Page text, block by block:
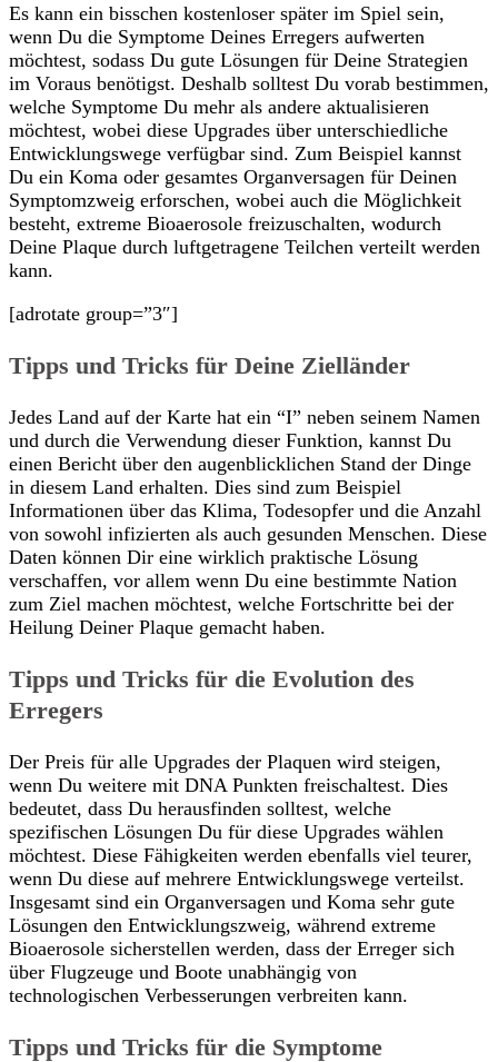
Es kann ein bisschen kostenloser später im Spiel sein,
wenn Du die Symptome Deines Erregers aufwerten
möchtest, sodass Du gute Lösungen für Deine Strategien
im Voraus benötigst. Deshalb solltest Du vorab bestimmen,
welche Symptome Du mehr als andere aktualisieren
möchtest, wobei diese Upgrades über unterschiedliche
Entwicklungswege verfügbar sind. Zum Beispiel kannst
Du ein Koma oder gesamtes Organversagen für Deinen
Symptomzweig erforschen, wobei auch die Möglichkeit
besteht, extreme Bioaerosole freizuschalten, wodurch
Deine Plaque durch luftgetragene Teilchen verteilt werden
kann.
[adrotate group=”3″]
Tipps und Tricks für Deine Zielländer
Jedes Land auf der Karte hat ein “I” neben seinem Namen
und durch die Verwendung dieser Funktion, kannst Du
einen Bericht über den augenblicklichen Stand der Dinge
in diesem Land erhalten. Dies sind zum Beispiel
Informationen über das Klima, Todesopfer und die Anzahl
von sowohl infizierten als auch gesunden Menschen. Diese
Daten können Dir eine wirklich praktische Lösung
verschaffen, vor allem wenn Du eine bestimmte Nation
zum Ziel machen möchtest, welche Fortschritte bei der
Heilung Deiner Plaque gemacht haben.
Tipps und Tricks für die Evolution des
Erregers
Der Preis für alle Upgrades der Plaquen wird steigen,
wenn Du weitere mit DNA Punkten freischaltest. Dies
bedeutet, dass Du herausfinden solltest, welche
spezifischen Lösungen Du für diese Upgrades wählen
möchtest. Diese Fähigkeiten werden ebenfalls viel teurer,
wenn Du diese auf mehrere Entwicklungswege verteilst.
Insgesamt sind ein Organversagen und Koma sehr gute
Lösungen den Entwicklungszweig, während extreme
Bioaerosole sicherstellen werden, dass der Erreger sich
über Flugzeuge und Boote unabhängig von
technologischen Verbesserungen verbreiten kann.
Tipps und Tricks für die Symptome